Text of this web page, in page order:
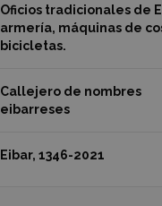
Oficios tradicionales de
armería, máquinas de
bicicletas.
Callejero de nombres
eibarreses
Eibar, 1346-2021